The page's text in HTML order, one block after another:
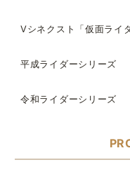
Vシネクスト「仮面ライ
平成ライダーシリーズ
令和ライダーシリーズ